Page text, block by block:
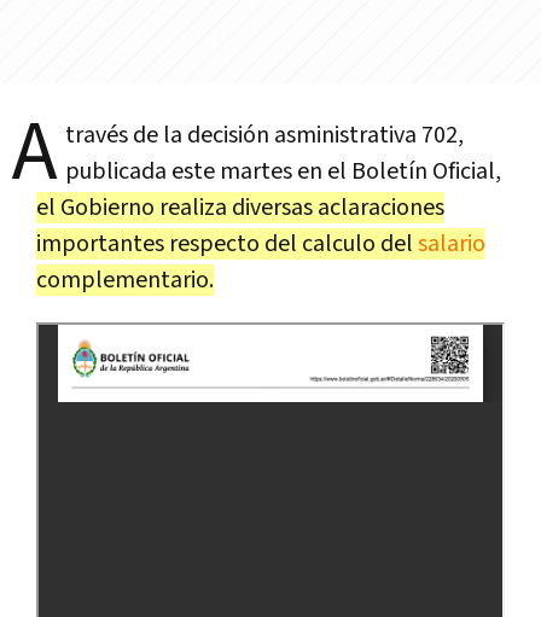
A través de la decisión asministrativa 702,
publicada este martes en el Boletín Oficial,
el Gobierno realiza diversas aclaraciones
importantes respecto del calculo delsalario
complementario.